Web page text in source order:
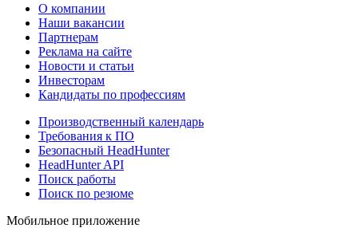
О компании
Наши вакансии
Партнерам
Реклама на сайте
Новости и статьи
Инвесторам
Кандидаты по профессиям
Производственный календарь
Требования к ПО
Безопасный HeadHunter
HeadHunter API
Поиск работы
Поиск по резюме
Мобильное приложение